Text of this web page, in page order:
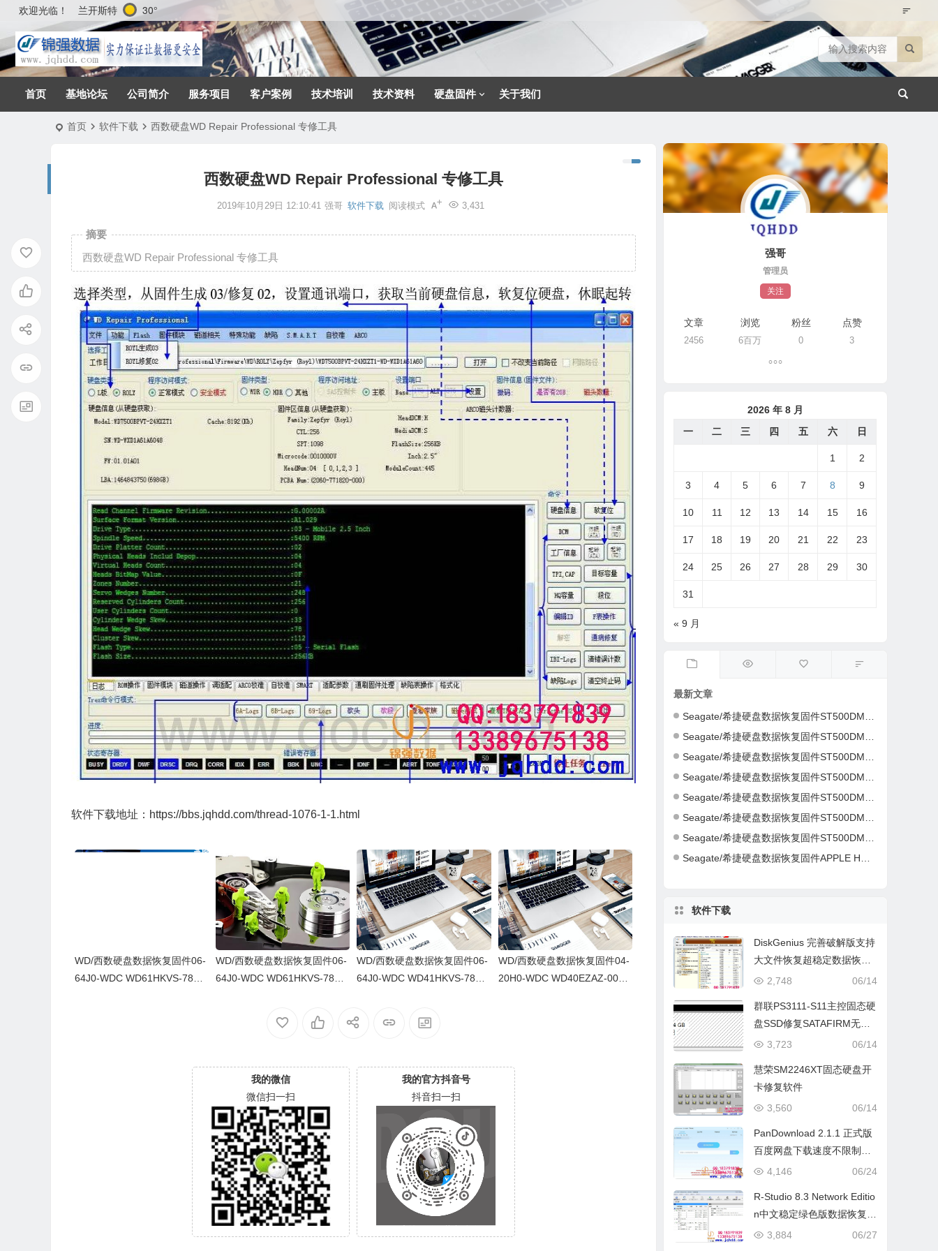
欢迎光临！ 兰开斯特 30°
首页 基地论坛 公司简介 服务项目 客户案例 技术培训 技术资料 硬盘固件 关于我们
首页 软件下载 西数硬盘WD Repair Professional 专修工具
西数硬盘WD Repair Professional 专修工具
2019年10月29日 12:10:41 强哥 软件下载 3,431
阅读模式
摘要
西数硬盘WD Repair Professional 专修工具
软件下载地址： https://bbs.jqhdd.com/thread-1076-1-1.html
WD/西数硬盘数据恢复固件06-
64J0-WDC WD61HKVS-78AU
WD/西数硬盘数据恢复固件06-
64J0-WDC WD61HKVS-78AU
43CAS-00060064-2700
WD/西数硬盘数据恢复固件06-
64J0-WDC WD41HKVS-78AU
WD/西数硬盘数据恢复固件04-
20H0-WDC WD40EZAZ-00SF
我的微信
微信扫一扫
我的官方抖音号
抖音扫一扫
强哥
管理员
关注
文章
2456
浏览
6百万
粉丝
0
点赞
3
2026 年 8 月
一
二 三 四 五 六 日
1 2
3 4 5 6 7 8 9
10 11 12 13 14 15 16
17 18 19 20 21 22 23
24 25 26 27 28 29 30
31
« 9 月
最新文章
Seagate/希捷硬盘数据恢复固件ST500DM002-1ER14C-CC46-S4Y4K583-PC3000全套
Seagate/希捷硬盘数据恢复固件ST500DM002-1ER14C-CC43-Z4Y16NC5-PC3000全套
Seagate/希捷硬盘数据恢复固件ST500DM002-1CH14C-CC49-Z1DA7L6D-PC3000全套
Seagate/希捷硬盘数据恢复固件ST500DM002-1CH14C-CC49-Z1DA7L6D-PC3000全套
Seagate/希捷硬盘数据恢复固件ST500DM002-1CH14C-CC49-S1DHMP2Y-PC3000全套
Seagate/希捷硬盘数据恢复固件ST500DM002-1CH14C-CC47-W1D1W19H-PC3000全套
Seagate/希捷硬盘数据恢复固件ST500DM002-1CH14C-CC46-Z1D9B2G6-PC3000全套
Seagate/希捷硬盘数据恢复固件APPLE HDD ST2000DM001-AQ03-W8E01Z5H-PC3000全套
软件下载
DiskGenius 完善破解版支持
大文件恢复超稳定数据恢复
软件
06/14
2,748
群联PS3111-S11主控固态硬
盘SSD修复SATAFIRM无法
格式化SATAFIRM无法格式
06/14
3,723
慧荣SM2246XT固态硬盘开
卡修复软件
06/14
3,560
PanDownload 2.1.1 正式版
百度网盘下载速度不限制软
件
06/24
4,146
R-Studio 8.3 Network Editio
n中文稳定绿色版数据恢复软
件
06/27
3,884